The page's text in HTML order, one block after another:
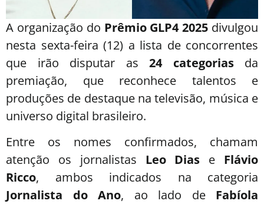
A organização do Prêmio GLP4 2025 divulgou
nesta sexta-feira (12) a lista de concorrentes
que irão disputar as 24 categoriasda
premiação, que reconhece talentos e
produções de destaque na televisão, música e
universo digital brasileiro.
Entre os nomes confirmados, chamam
atenção os jornalistas Leo Dias e Flávio
Ricco, ambos indicados na categoria
Jornalista do Ano, ao lado de Fabíola